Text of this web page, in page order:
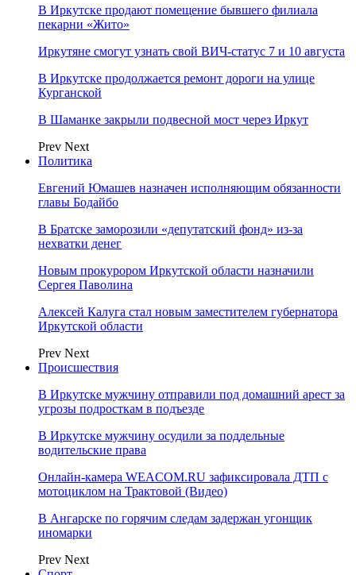
В Иркутске продают помещение бывшего филиала
пекарни «Жито»
Иркутяне смогут узнать свой ВИЧ-статус 7 и 10 августа
В Иркутске продолжается ремонт дороги на улице
Курганской
В Шаманке закрыли подвесной мост через Иркут
Prev Next
Политика
Евгений Юмашев назначен исполняющим обязанности
главы Бодайбо
В Братске заморозили «депутатский фонд» из‑за
нехватки денег
Новым прокурором Иркутской области назначили
Сергея Паволина
Алексей Калуга стал новым заместителем губернатора
Иркутской области
Prev Next
Происшествия
В Иркутске мужчину отправили под домашний арест за
угрозы подросткам в подъезде
В Иркутске мужчину осудили за поддельные
водительские права
Онлайн-камера WEACOM.RU зафиксировала ДТП с
мотоциклом на Трактовой (Видео)
В Ангарске по горячим следам задержан угонщик
иномарки
Prev Next